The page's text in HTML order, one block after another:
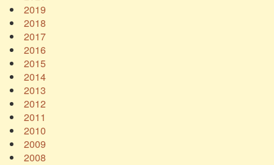
2019
2018
2017
2016
2015
2014
2013
2012
2011
2010
2009
2008